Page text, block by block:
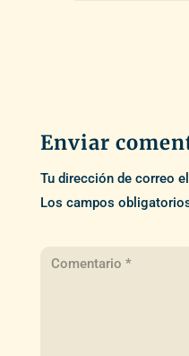
Enviar
Tu dirección de correo
Los campos